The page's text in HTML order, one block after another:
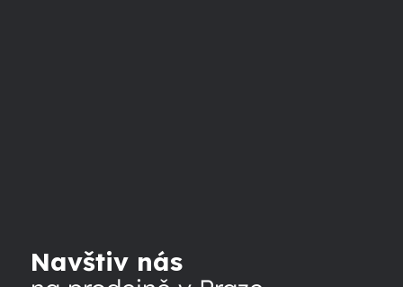
Navštiv nás